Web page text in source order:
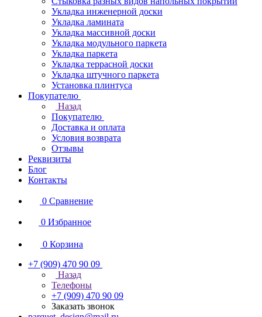
Укладка инженерной доски
Укладка ламината
Укладка массивной доски
Укладка модульного паркета
Укладка паркета
Укладка террасной доски
Укладка штучного паркета
Установка плинтуса
Покупателю
Назад
Покупателю
Доставка и оплата
Условия возврата
Отзывы
Реквизиты
Блог
Контакты
0 Сравнение
0 Избранное
0 Корзина
+7 (909) 470 90 09
Назад
Телефоны
+7 (909) 470 90 09
Заказать звонок